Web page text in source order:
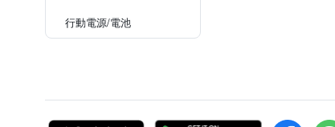
行動電源/電池